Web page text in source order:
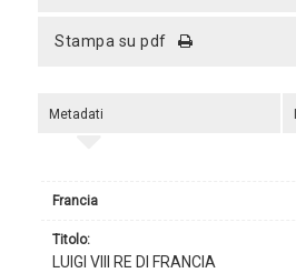
stampa su pdf
Metadati
Francia
titolo:
LUIGI VIII RE DI FRANCIA